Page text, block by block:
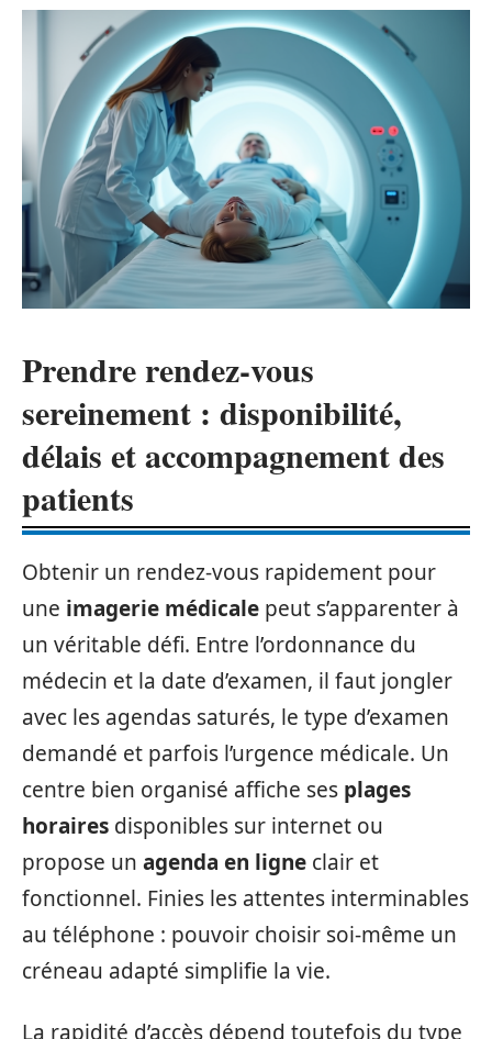
Prendre rendez-vous
sereinement : disponibilité,
délais et accompagnement des
patients
Obtenir un rendez-vous rapidement pour
une imagerie médicale peut s’apparenter à
un véritable défi. Entre l’ordonnance du
médecin et la date d’examen, il faut jongler
avec les agendas saturés, le type d’examen
demandé et parfois l’urgence médicale. Un
centre bien organisé affiche ses plages
horaires disponibles sur internet ou
propose un agenda en ligne clair et
fonctionnel. Finies les attentes interminables
au téléphone : pouvoir choisir soi-même un
créneau adapté simplifie la vie.
La rapidité d’accès dépend toutefois du type